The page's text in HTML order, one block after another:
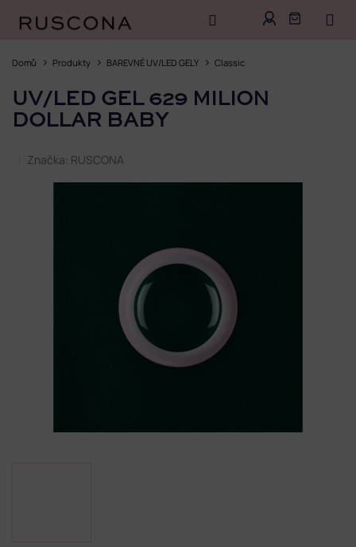
Domů Produkty BAREVNÉ UV/LED GELY Classic
UV/LED GEL 629 MILION
DOLLAR BABY
Značka: RUSCONA